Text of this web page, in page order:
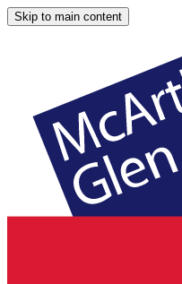
Skip to main content